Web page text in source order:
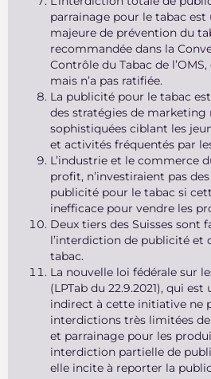
parrainage pour le tabac
majeure de prévention du
recommandée dans la
Contrôle du Tabac de
mais n’a pas ratifiée.
La publicité pour le tabac
des stratégies de marketing
sophistiquées ciblant les
et activités fréquentés par
L’industrie et le commerce
profit, n’investiraient pas
publicité pour le tabac si
inefficace pour vendre les
Deux tiers des Suisses sont
l’interdiction de publicité et
tabac.
La nouvelle loi fédérale sur
(LPTab du 22.9.2021), qui
indirect à cette initiative ne
interdictions très limitées
et parrainage pour les
interdiction partielle de
elle incite à reporter la